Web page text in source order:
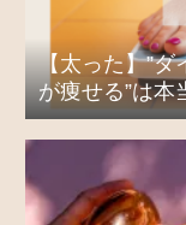
【太った】”ダ
が痩せる”は本